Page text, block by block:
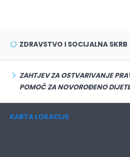
ZDRAVSTVO I SOCIJALNA SKRB
ZAHTJEV ZA OSTVARIVANJE
POMOĆ ZA NOVOROĐENO
KARTA LOKACIJE